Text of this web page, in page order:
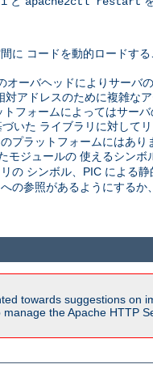
に コードを動的ロードす
ーバヘッドによりサーバ
アドレスのために複雑な
フォームによってはサーバ
いた ライブラリに対して
プラットフォームにはあ
モジュールの 使えるシン
の シンボル、PIC による
の参照があるようにするか
towards suggestions
the Apache